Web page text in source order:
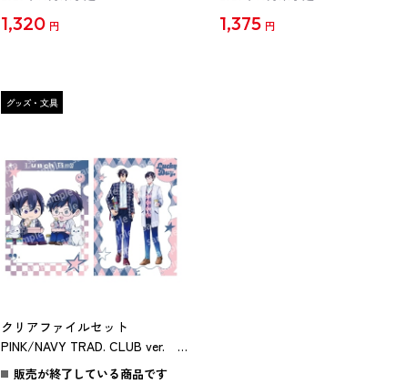
1,320 円 1,375 円
クリアファイルセット
PINK/NAVY TRAD. CLUB ver. 異
世界の沙汰は社畜次第
販売が終了している商品です